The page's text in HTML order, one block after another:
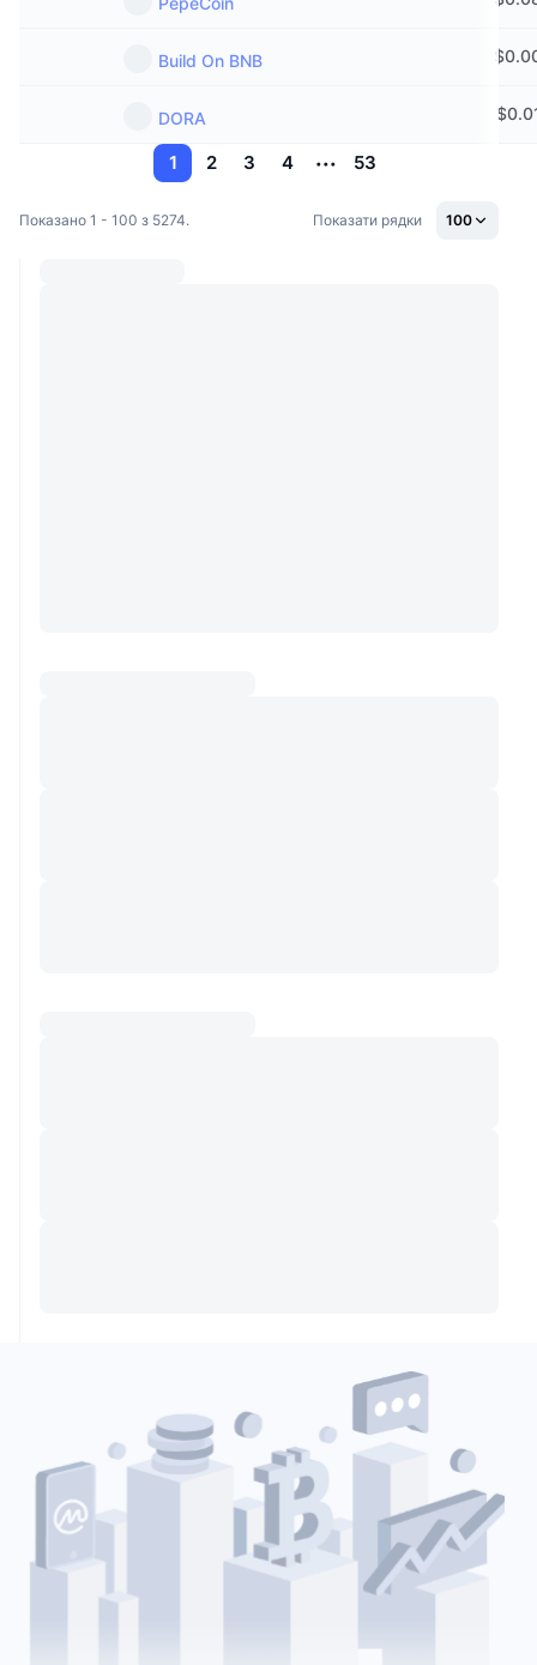
Build On BNB $
DORA $
1 2 3 4 53
Показано 1 - 100 з 5274. Показати рядки 100